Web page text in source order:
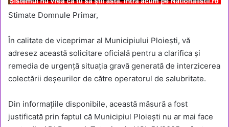
Stimate Domnule Primar,
În calitate de viceprimar al Municipiului Ploiești, vă
adresez această solicitare oficială pentru a clarifica și
remedia de urgență situația gravă generată de interzicerea
colectării deșeurilor de către operatorul de salubritate.
Din informațiile disponibile, această măsură a fost
justificată prin faptul că Municipiul Ploiești nu ar mai face